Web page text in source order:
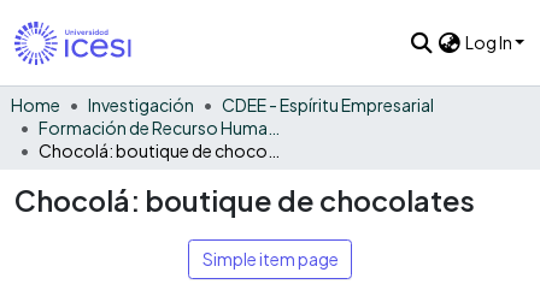
Log In
Home Investigación
CDEE - Espíritu Empresarial
Chocolá: boutique de chocolates
Simple item page